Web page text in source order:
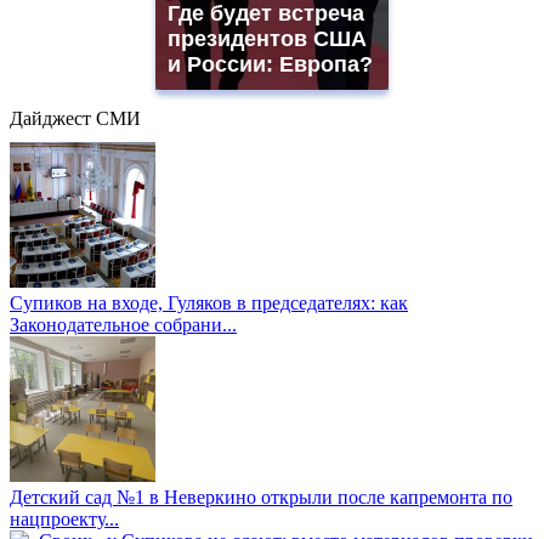
Где будет встреча
президентов США
и России: Европа?
Дайджест СМИ
Супиков на входе, Гуляков в председателях: как
Законодательное собрани...
Детский сад №1 в Неверкино открыли после капремонта по
нацпроекту...